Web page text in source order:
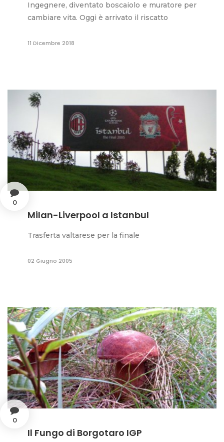
Ingegnere, diventato boscaiolo e muratore per
cambiare vita. Oggi è arrivato il riscatto
11 Dicembre 2018
0
Milan-Liverpool a Istanbul
Trasferta valtarese per la finale
02 Giugno 2005
0
Il Fungo di Borgotaro IGP